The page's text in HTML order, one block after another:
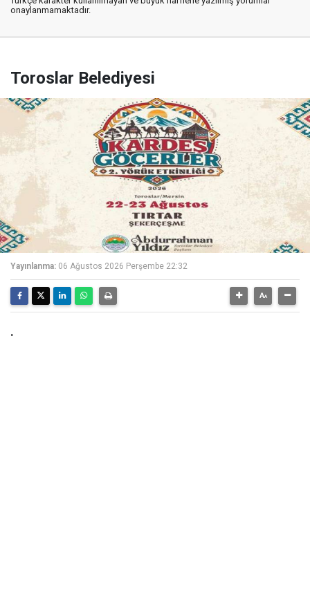
onaylanmamaktadır.
Toroslar Belediyesi
Yayınlanma: 06 Ağustos 2026 Perşembe 22:32
.